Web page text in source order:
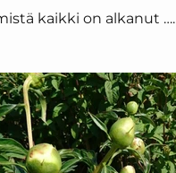
kaikki on alkanut ….